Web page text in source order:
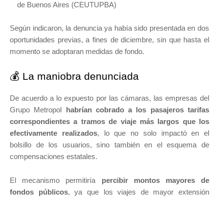
de Buenos Aires (CEUTUPBA)
Según indicaron, la denuncia ya había sido presentada en dos
oportunidades previas, a fines de diciembre, sin que hasta el
momento se adoptaran medidas de fondo.
💰 La maniobra denunciada
De acuerdo a lo expuesto por las cámaras, las empresas del
Grupo Metropol habrían cobrado a los pasajeros tarifas
correspondientes a tramos de viaje más largos que los
efectivamente realizados, lo que no solo impactó en el
bolsillo de los usuarios, sino también en el esquema de
compensaciones estatales.
El mecanismo permitiría percibir montos mayores de
fondos públicos, ya que los viajes de mayor extensión